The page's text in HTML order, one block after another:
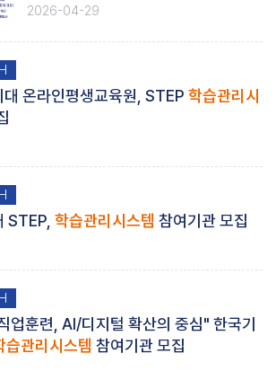
스템참여기관 모집
2026-04-29
온라인평생교육원, STEP 학습관리시
STEP, 학습관리시스템 참여기관 모집
업훈련, AI/디지털 확산의 중심" 한국기
습관리시스템 참여기관 모집